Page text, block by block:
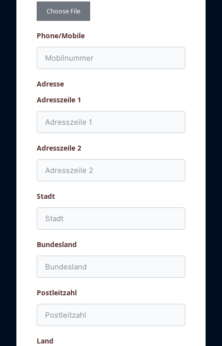
Choose File
Phone/Mobile
Adresse
Adresszeile 1
Adresszeile 2
Stadt
Bundesland
Postleitzahl
Land